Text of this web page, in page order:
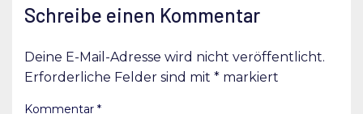
Schreibe einen Kommentar
Deine E-Mail-Adresse wird nicht veröffentlicht.
Erforderliche Felder sind mit * markiert
Kommentar *